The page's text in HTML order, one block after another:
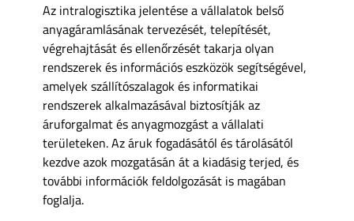
Az intralogisztika jelentése a vállalatok belső
anyagáramlásának tervezését, telepítését,
végrehajtását és ellenőrzését takarja olyan
rendszerek és információs eszközök segítségével,
amelyek szállítószalagok és informatikai
rendszerek alkalmazásával biztosítják az
áruforgalmat és anyagmozgást a vállalati
területeken. Az áruk fogadásától és tárolásától
kezdve azok mozgatásán át a kiadásig terjed, és
további információk feldolgozását is magában
foglalja.